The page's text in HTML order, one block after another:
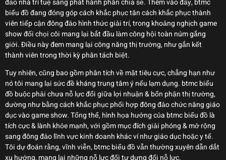
biểu đồ đang đóng góp cách khắc phục tân cách khắc phục thành
viên tiếp cận đông đảo hình thức giải trí, trong khoảng nghịch game
show đối chọi côi mang lại bắt đầu làm công hội toàn núm gắng
giới. Điều này đem mang lại công năng thị trường, như gắn kết
thành viên trong thời kỳ phân tách biệt.
Tuy nhiên, cũng bao gồm phân tích về mặt tiêu cực, chẳng hạn như
nó tôi mang lại sức đề kháng trung tâm ý nếu lạm dụng. btmc biểu
đồ buộc phải chưa nỗ lực đổi giữa lợi nhuận & bổn phận thị trường,
dường như bằng cách khắc phục phối hợp đông đảo chức năng giáo
dục vào game show. Tổng thể, hình họa hưởng của btmc biểu đồ là
tích cực & lành khỏe mạnh, với gồm mục đích giải phóng & mở rộng
sang đông đảo lĩnh vực kinh doanh khác ví như giáo dục hoặc y tế.
Tôi dự đoán rằng, vĩnh viễn, btmc biểu đồ vẫn thường xuyên dẫn dắt
xu hướng, mang lại những nỗ lực đổi tự dưng đổi nỗ lực.